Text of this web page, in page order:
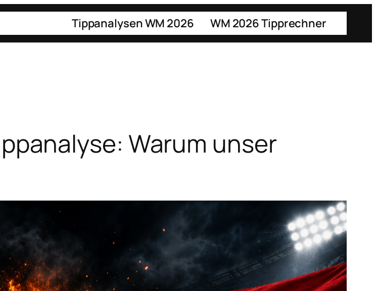
Tippanalysen WM 2026 WM 2026 Tipprechner
Warum unser